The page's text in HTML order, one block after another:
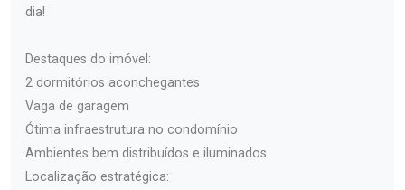
dia!
Destaques do imóvel:
2 dormitórios aconchegantes
Vaga de garagem
Ótima infraestrutura no condomínio
Ambientes bem distribuídos e iluminados
Localização estratégica: